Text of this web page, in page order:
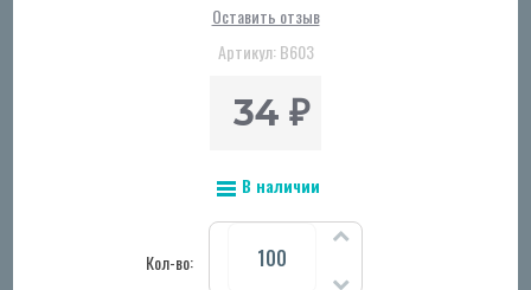
Оставить отзыв
Артикул:В603
34 ₽
В наличии
Кол-во: